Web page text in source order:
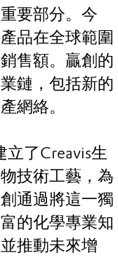
要部分。今
品在全球範圍
售額。贏創的
鏈，包括新的
網絡。
了Creavis生
技術工藝，為
通過將這一獨
的化學專業知
推動未來增